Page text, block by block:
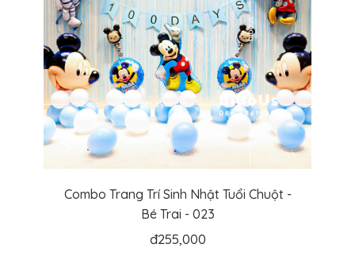
Combo Trang Trí Sinh Nhật Tuổi Chuột -
Bé Trai - 023
đ255,000